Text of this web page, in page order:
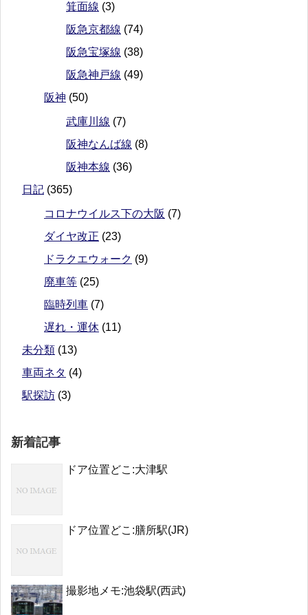
箕面線 (3)
阪急京都線 (74)
阪急宝塚線 (38)
阪急神戸線 (49)
阪神 (50)
武庫川線 (7)
阪神なんば線 (8)
阪神本線 (36)
日記 (365)
コロナウイルス下の大阪 (7)
ダイヤ改正 (23)
ドラクエウォーク (9)
廃車等 (25)
臨時列車 (7)
遅れ・運休 (11)
未分類 (13)
車両ネタ (4)
駅探訪 (3)
新着記事
ドア位置どこ:大津駅
ドア位置どこ:膳所駅(JR)
撮影地メモ:池袋駅(西武)